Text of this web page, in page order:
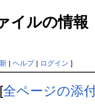
イルの情報
| ヘルプ| ログイン ]
全ページの添